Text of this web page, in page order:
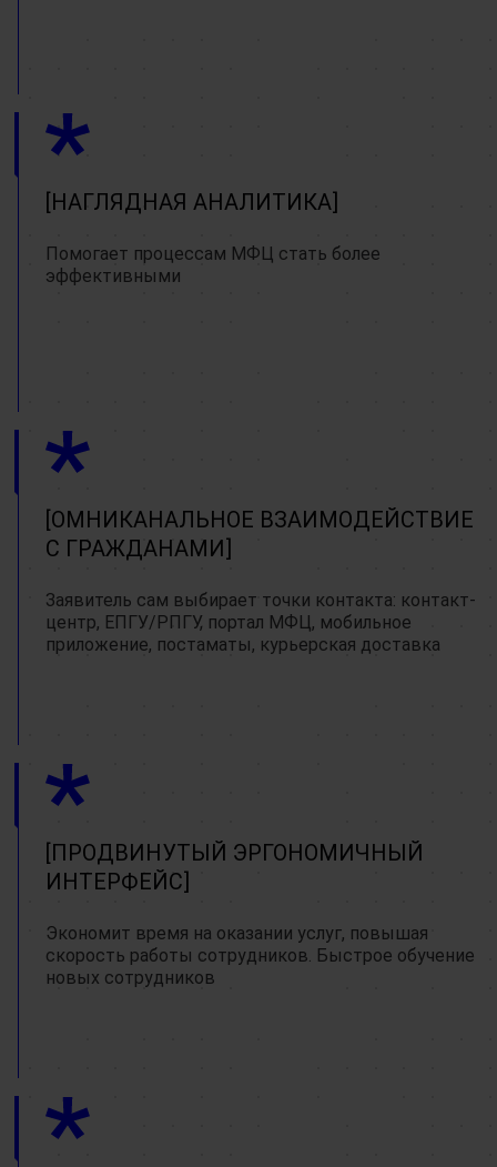
НАГЛЯДНАЯ АНАЛИТИКА
Помогает процессам МФЦ стать более
эффективными
ОМНИКАНАЛЬНОЕ ВЗАИМОДЕЙСТВИЕ
С ГРАЖДАНАМИ
Заявитель сам выбирает точки контакта: контакт-
центр, ЕПГУ/РПГУ, портал МФЦ, мобильное
приложение, постаматы, курьерская доставка
ПРОДВИНУТЫЙ ЭРГОНОМИЧНЫЙ
ИНТЕРФЕЙС
Экономит время на оказании услуг, повышая
скорость работы сотрудников. Быстрое обучение
новых сотрудников